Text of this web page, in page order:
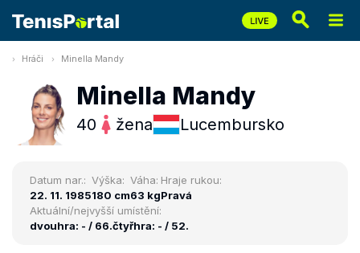
Hráči Minella Mandy
Minella Mandy
40 žena Lucembursko
Datum nar.:
22. 11. 1985
Výška:
180 cm
Váha:
63 kg
Hraje rukou:
Pravá
Aktuální/nejvyšší umístění:
dvouhra: - / 66.čtyřhra: - / 52.